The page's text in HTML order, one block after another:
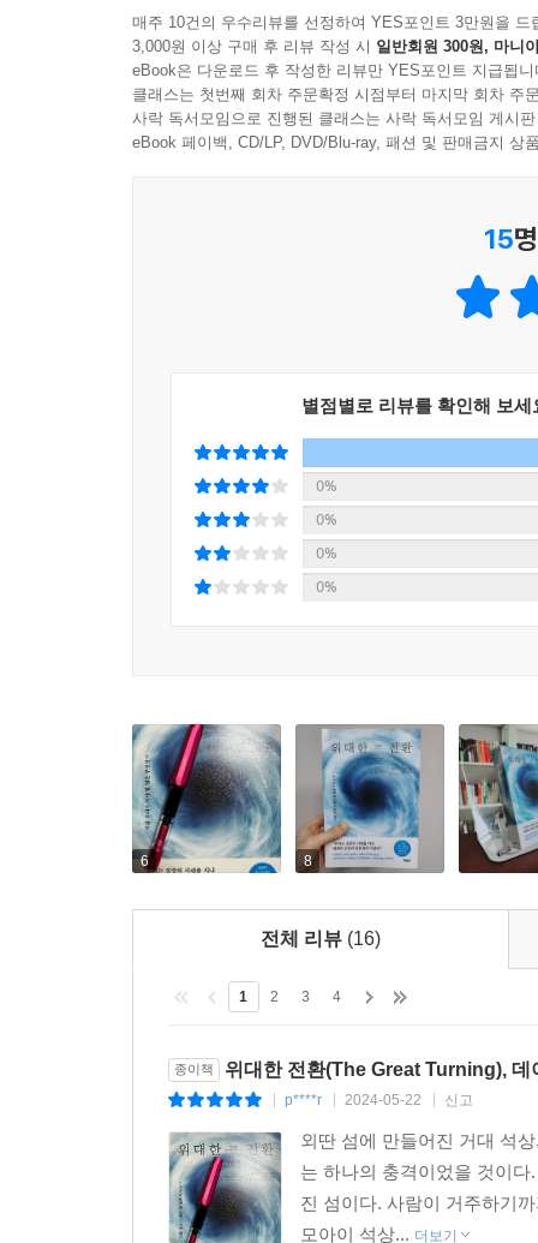
하나로 이어주는 통합적인 정치 이슈가 될 잠재
결집 포인트가 될 것이다
---「제20장 정치적 다수를 형성하기」중에서
세계적인 석학이 전하는 위대한 전환의 길
스탠퍼드 대학 경영대학원을 졸업한 후 하버드
기업계, 학계, 국제개발 분야의 주요 기관에서 일
인류가 처한 위기와 그 기저에 있는 원인을 살펴
지구공동체를 파괴하는 선택을 하게 만드는가?
원인, 그 근본적인 뿌리를 밝혀내기 위해 5000년
것이다. 무엇보다 우리는 이미 상당수가 사회화
붕괴를 맛보았지만 그 가운데서도 생명권과 자
참정권은 보장되었으며 지금까지 벌여온 모든
형성해 왔다는 점에 주목한다. 저자는 높아진
잠재력을 실현할 가장 좋은 기획을 만들어냈다
태도를 선택하는 것이다. 인류의 경로를 다시 잡
나올 수 있와 문화적, 정치적, 경제적 전환을 이룰
“환경 및 사회의 붕괴가 진행되는 속도를 고려할
있는 10년이 있다.” 저자가 〈생태문명〉 보고
우리는 이미 절반의 시간을 흘려보냈다.
앞으로 남은 시간 동안 인류는 제국의 역사를 뒤
조화를 이루는 ‘살아있는 경제’로 바꾸는 일이 과
이 책이 출간되고 20년, “우리가 그동안 인류 위
바라보는 관점을 전화시켜주며 과거를 지나 미
생각했던 제국의 벽을 깨고 나올 필요가 있다. 지
“상황은 결코 낙관적이지 않지만, 그렇다고 희
미래에 우리 시대가 위대한 전환의 시기로 불릴
열어야 할 때이다.
- 한스 페터 듈 (Hans-Peter Dur, 전 막스 플랑크
수상자)
매주 10건의 우수리뷰를 선정하여 YES포인트 3만원을 드
3,000원 이상 구매 후 리뷰 작성 시 일반회원 300원, 마니
eBook은 다운로드 후 작성한 리뷰만 YES포인트 지급됩니
클래스는 첫번째 회차 주문확정 시점부터 마지막 회차 주
사락 독서모임으로 진행된 클래스는 사락 독서모임 게시
eBook 페이백, CD/LP, DVD/Blu-ray, 패션 및 판매금지 상
15
별점별로 리뷰를 확인해 보세
0%
0%
0%
0%
6 8
전체 리뷰 (16)
1 2 3 4
종이책 위대한 전환(The Great Turning), 데
p****r 2024-05-22 신고
외딴 섬에 만들어진 거대 석
는 하나의 충격이었을 것이
진 섬이다. 사람이 거주하기
모아이 석상... 더보기